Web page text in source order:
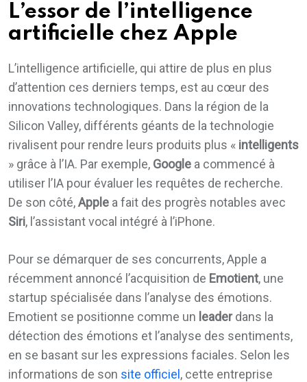
L’essor de l’intelligence
artificielle chez Apple
L’intelligence artificielle, qui attire de plus en plus
d’attention ces derniers temps, est au cœur des
innovations technologiques. Dans la région de la
Silicon Valley, différents géants de la technologie
rivalisent pour rendre leurs produits plus « intelligents
» grâce à l’IA. Par exemple, Google a commencé à
utiliser l’IA pour évaluer les requêtes de recherche.
De son côté,Apple a fait des progrès notables avec
Siri, l’assistant vocal intégré à l’iPhone.
Pour se démarquer de ses concurrents, Apple a
récemment annoncé l’acquisition de Emotient, une
startup spécialisée dans l’analyse des émotions.
Emotient se positionne comme un leaderdans la
détection des émotions et l’analyse des sentiments,
en se basant sur les expressions faciales. Selon les
informations de son site officiel , cette entreprise